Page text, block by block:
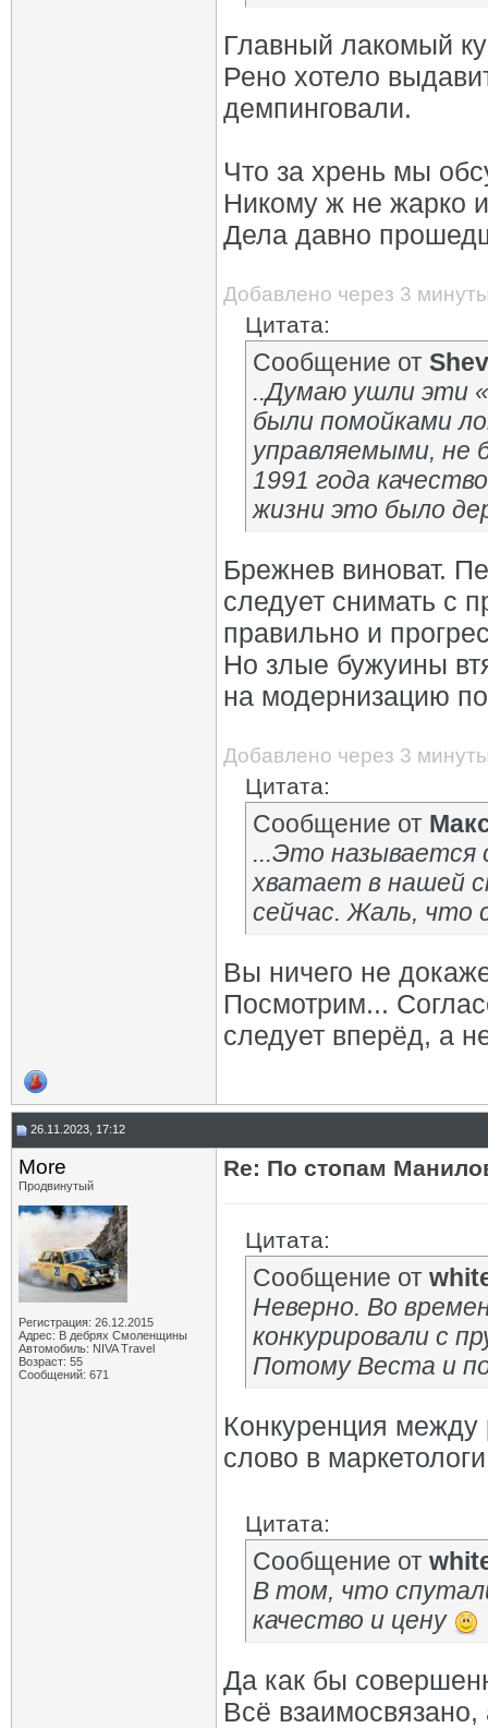
Главный лакомый
Рено хотело
демпинговали.
Что за хрень мы
Никому ж не жарко
Дела давно
Добавлено через 3
Цитата:
Сообщение от
..Думаю ушли эти
были помойками
управляемыми, не
1991 года
жизни это было
Брежнев виноват.
следует снимать с
правильно и
Но злые бужуины
на модернизацию
Добавлено через 3
Цитата:
Сообщение от
...Это называется
хватает в нашей
сейчас. Жаль, что
Вы ничего не
Посмотрим...
следует вперёд, а
26.11.2023, 17:12
More
Продвинутый
Регистрация: 26.12.2015
Адрес: В дебрях Смоленщины
Автомобиль: NIVA Travel
Возраст: 55
Сообщений: 671
Re: По стопам
Цитата:
Сообщение от
Неверно. Во
конкурировали с
Потому Веста и
Конкуренция
слово в
Цитата:
Сообщение от
В том, что
качество и цену
Да как бы
Всё